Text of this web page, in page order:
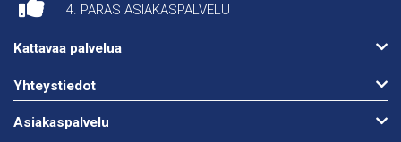
4. PARAS ASIAKASPALVELU
Kattavaa palvelua
Yhteystiedot
Asiakaspalvelu